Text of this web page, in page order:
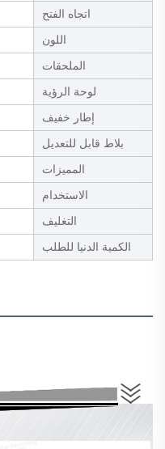
اتجاه الفتح
اللون
الملحقات
لوحة الرؤية
إطار خفيف
بلاط قابل للتعديل
المميزات
الاستخدام
التغليف
الكمية الدنيا للطلب